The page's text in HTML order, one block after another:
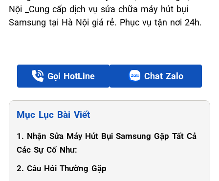
Nội _Cung cấp dịch vụ sửa chữa máy hút bụi
Samsung tại Hà Nội giá rẻ. Phục vụ tận nơi 24h.
Gọi HotLine Chat Zalo
Mục Lục Bài Viết
1. Nhận Sửa Máy Hút Bụi Samsung Gặp Tất Cả
Các Sự Cố Như:
2. Câu Hỏi Thường Gặp